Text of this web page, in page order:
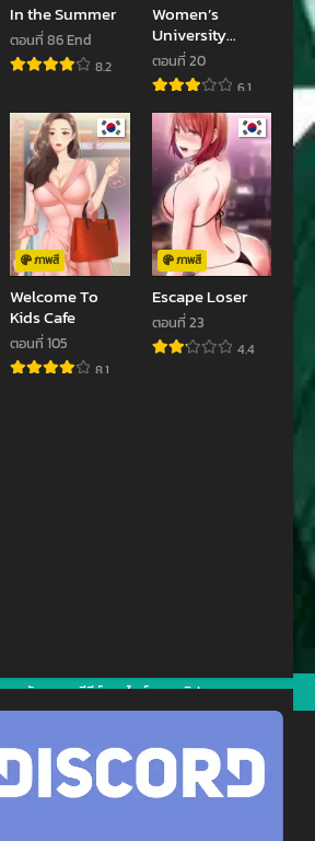
ตอนที่ 10
ตุลาคม 21, 2023
ตุลาคม 21, 2023
ตอนที่ 6
ตุลาคม 21, 2023
ตอนที่ 4
ตุลาคม 21, 2023
ตอนที่ 2
ตุลาคม 21, 2023
In the Summer
ตอนที่ 86 End
8.2
Women’s
University
Student who
Served in the
Military
ตอนที่ 20
6.1
ภาพสี
Welcome To
Kids Cafe
ตอนที่ 105
8.1
ภาพสี
Escape Loser
ตอนที่ 23
4.4
มังงะ ซีรีย์ออนไลน์ คลิปหลุด